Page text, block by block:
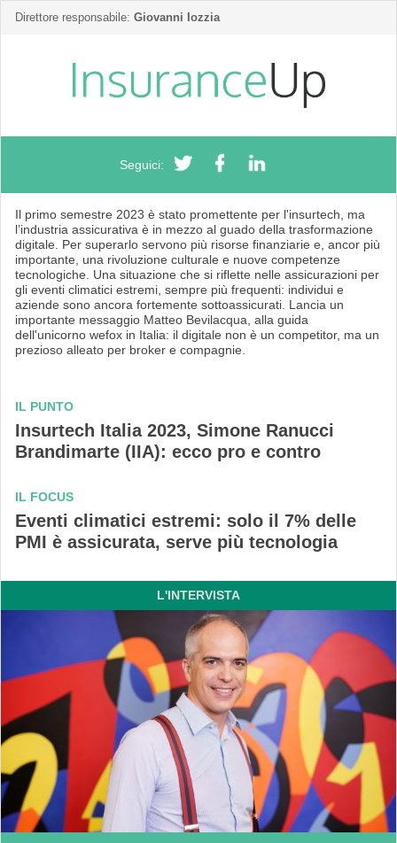
Direttore responsabile: Giovanni Iozzia
Seguici:
Il primo semestre 2023 è stato promettente per l'insurtech, ma
l’industria assicurativa è in mezzo al guado della trasformazione
digitale. Per superarlo servono più risorse finanziarie e, ancor più
importante, una rivoluzione culturale e nuove competenze
tecnologiche. Una situazione che si riflette nelle assicurazioni per
gli eventi climatici estremi, sempre più frequenti: individui e
aziende sono ancora fortemente sottoassicurati. Lancia un
importante messaggio Matteo Bevilacqua, alla guida
dell'unicorno wefox in Italia: il digitale non è un competitor, ma un
prezioso alleato per broker e compagnie.
IL PUNTO
Insurtech Italia 2023, Simone Ranucci
Brandimarte (IIA): ecco pro e contro
IL FOCUS
Eventi climatici estremi: solo il 7% delle
PMI è assicurata, serve più tecnologia
L'INTERVISTA